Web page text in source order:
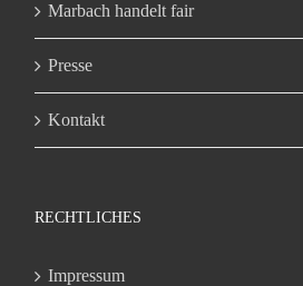
Marbach handelt fair
Presse
Kontakt
RECHTLICHES
Impressum